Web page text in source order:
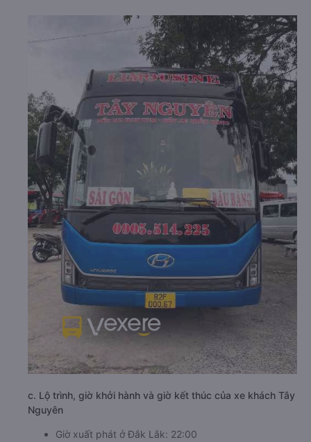
c. Lộ trình, giờ khởi hành và giờ kết thúc của xe khách Tây
Nguyên
Giờ xuất phát ở Đắk Lắk: 22:00